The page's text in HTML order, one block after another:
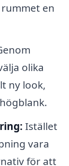
en
olika
ny look,
Istället
vara
för att